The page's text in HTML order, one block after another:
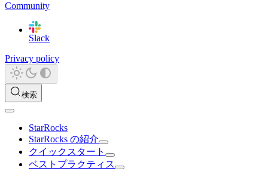
Community
Slack
Privacy policy
検索
StarRocks
StarRocks の紹介
クイックスタート
ベストプラクティス